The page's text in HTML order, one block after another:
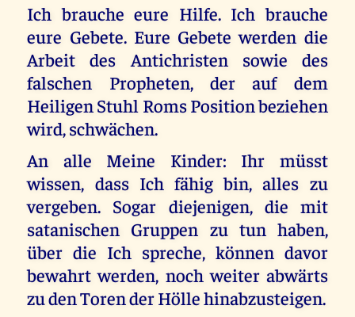
Ich brauche eure Hilfe. Ich brauche
eure Gebete. Eure Gebete werden die
Arbeit des Antichristen sowie des
falschen Propheten, der auf dem
Heiligen Stuhl Roms Position beziehen
wird, schwächen.
An alle Meine Kinder: Ihr müsst
wissen, dass Ich fähig bin, alles zu
vergeben. Sogar diejenigen, die mit
satanischen Gruppen zu tun haben,
über die Ich spreche, können davor
bewahrt werden, noch weiter abwärts
zu den Toren der Hölle hinabzusteigen.